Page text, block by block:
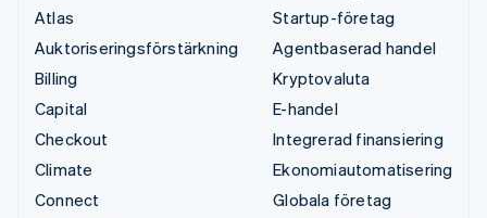
Atlas
Auktoriseringsförstärkning
Billing
Capital
Checkout
Climate
Connect
Startup-företag
Agentbaserad handel
Kryptovaluta
E-handel
Integrerad finansiering
Ekonomiautomatisering
Globala företag